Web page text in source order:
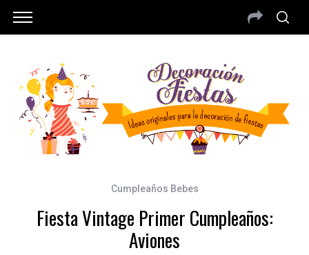
Cumpleaños Bebes
Fiesta Vintage Primer Cumpleaños:
Aviones